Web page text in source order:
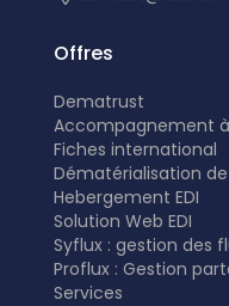
Offres
Dematrust
Accompagnement
Fiches international
Dématérialisation
Hebergement EDI
Solution Web EDI
Syflux : gestion des
Proflux : Gestion
Services